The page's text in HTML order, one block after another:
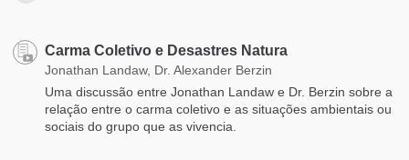
Carma Coletivo e Desastres Natura
Jonathan Landaw, Dr. Alexander Berzin
Uma discussão entre Jonathan Landaw e Dr. Berzin sobre a
relação entre o carma coletivo e as situações ambientais ou
sociais do grupo que as vivencia.